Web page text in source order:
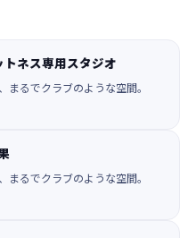
ネス専用スタジオ
るでクラブのような空間。
るでクラブのような空間。